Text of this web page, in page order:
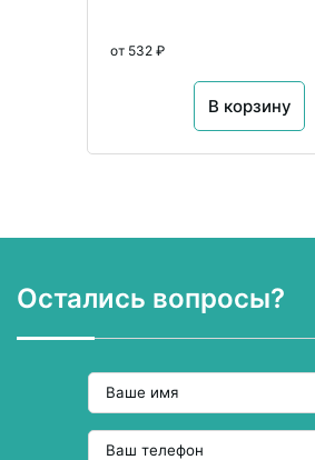
от 532 ₽
В корзину
Остались вопросы?